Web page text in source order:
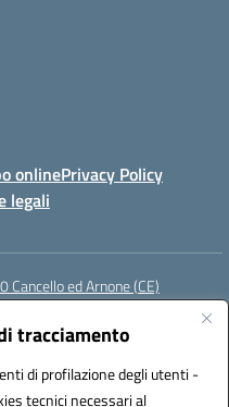
tracciamento
di profilazione degli utenti -
tecnici necessari al
onlinePrivacy Policy
legali
ed Arnone (CE)